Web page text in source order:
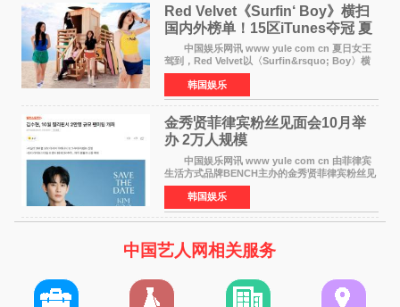
Red Velvet《Surfin‘ Boy》横扫
国内外榜单！15区iTunes夺冠 夏
日女王强势回归
中国娱乐网讯 www yule com cn 夏日女王
驾到，Red Velvet以〈Surfin&rsquo; Boy〉横
扫国内外榜单，获得音乐粉丝的热烈反响。
Red Velvet于3日发行了夏日迷你专辑《Velvet
Summer》，
韩国娱乐
金秀贤菲律宾粉丝见面会10月举
办 2万人规模
中国娱乐网讯 www yule com cn 由菲律宾
生活方式品牌BENCH主办的金秀贤菲律宾粉丝见
面会，将于10月2日在马尼拉SM Mall of
Asia（MOA）竞技场举行，预计规模达2万人。
这也是金秀贤自去年陷
韩国娱乐
中国艺人网相关服务